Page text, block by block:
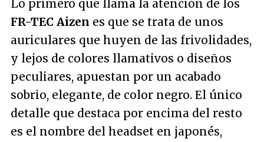
Lo primero que llama la atención de los
FR-TEC Aizen es que se trata de unos
auriculares que huyen de las frivolidades,
y lejos de colores llamativos o diseños
peculiares, apuestan por un acabado
sobrio, elegante, de color negro. El único
detalle que destaca por encima del resto
es el nombre del headset en japonés,